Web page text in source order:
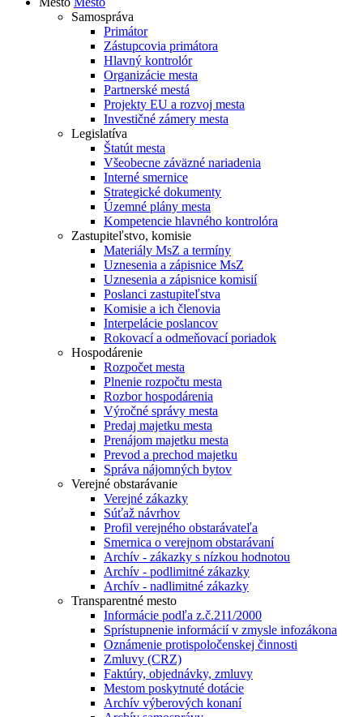
Samospráva
Primátor
Zástupcovia primátora
Hlavný kontrolór
Organizácie mesta
Partnerské mestá
Projekty EU a rozvoj mesta
Investičné zámery mesta
Legislatíva
Štatút mesta
Všeobecne záväzné nariadenia
Interné smernice
Strategické dokumenty
Územné plány mesta
Kompetencie hlavného kontrolóra
Zastupiteľstvo, komisie
Materiály MsZ a termíny
Uznesenia a zápisnice MsZ
Uznesenia a zápisnice komisií
Poslanci zastupiteľstva
Komisie a ich členovia
Interpelácie poslancov
Rokovací a odmeňovací poriadok
Hospodárenie
Rozpočet mesta
Plnenie rozpočtu mesta
Rozbor hospodárenia
Výročné správy mesta
Predaj majetku mesta
Prenájom majetku mesta
Prevod a prechod majetku
Správa nájomných bytov
Verejné obstarávanie
Verejné zákazky
Súťaž návrhov
Profil verejného obstarávateľa
Smernica o verejnom obstarávaní
Archív - zákazky s nízkou hodnotou
Archív - podlimitné zákazky
Archív - nadlimitné zákazky
Transparentné mesto
Informácie podľa z.č.211/2000
Sprístupnenie informácií v zmysle infozákona
Oznámenie protispoločenskej činnosti
Zmluvy (CRZ)
Faktúry, objednávky, zmluvy
Mestom poskytnuté dotácie
Archív výberových konaní